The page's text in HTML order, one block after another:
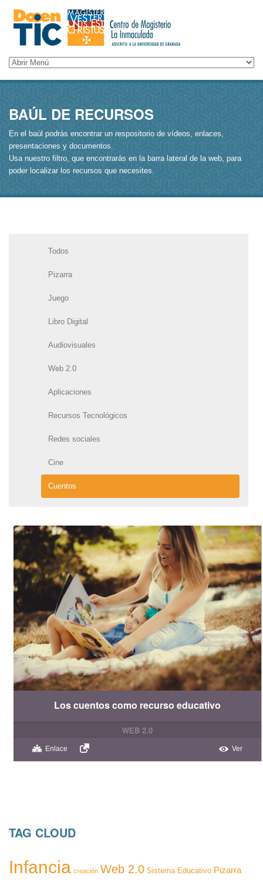
BAÚL DE RECURSOS
En el baúl podrás encontrar un respositorio de vídeos, enlaces,
presentaciones y documentos.
Usa nuestro filtro, que encontrarás en la barra lateral de la web, para
poder localizar los recursos que necesites.
Todos
Pizarra
Juego
Libro Digital
Audiovisuales
Web 2.0
Aplicaciones
Recursos Tecnológicos
Redes sociales
Cine
Cuentos
Los cuentos como recurso educativo
WEB 2.0
Enlace Ver
TAG CLOUD
Infancia creación Web 2.0 Sistema Educativo Pizarra